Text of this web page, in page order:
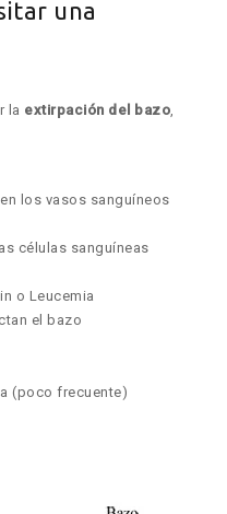
una
la extirpación del bazo,
los vasos sanguíneos
células sanguíneas
o Leucemia
el bazo
(poco frecuente)